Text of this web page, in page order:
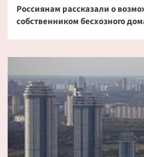
Россиянам рассказали о
собственником бесхозного